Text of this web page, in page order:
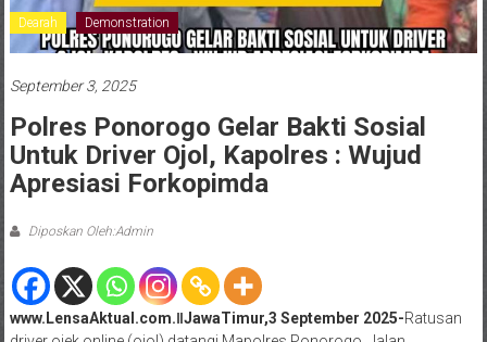
Dearah Demonstration
September 3, 2025
Polres Ponorogo Gelar Bakti Sosial
Untuk Driver Ojol, Kapolres : Wujud
Apresiasi Forkopimda
Diposkan Oleh:Admin
www.LensaAktual.com.ǁJawaTimur,3 September 2025-Ratusan